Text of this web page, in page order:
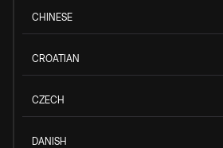
CHINESE
CROATIAN
CZECH
DANISH